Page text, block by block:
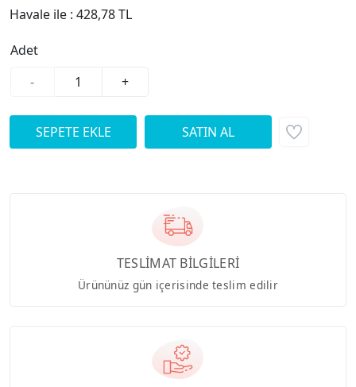
Havale ile : 428,78 TL
Adet
-
+
TESLİMAT BİLGİLERİ
Ürününüz gün içerisinde teslim edilir